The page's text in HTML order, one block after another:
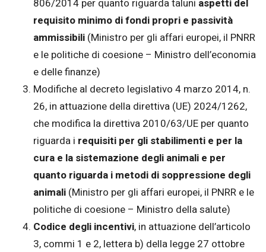
806/2014 per quanto riguarda taluni aspetti del
requisito minimo di fondi propri e passività
ammissibili (Ministro per gli affari europei, il PNRR
e le politiche di coesione – Ministro dell’economia
e delle finanze)
Modifiche al decreto legislativo 4 marzo 2014, n.
26, in attuazione della direttiva (UE) 2024/1262,
che modifica la direttiva 2010/63/UE per quanto
riguarda i requisiti per gli stabilimenti e per la
cura e la sistemazione degli animali e per
quanto riguarda i metodi di soppressione degli
animali (Ministro per gli affari europei, il PNRR e le
politiche di coesione – Ministro della salute)
Codice degli incentivi, in attuazione dell’articolo
3, commi 1 e 2, lettera b) della legge 27 ottobre